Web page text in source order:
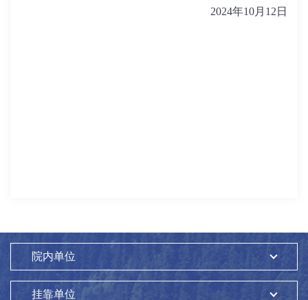
2024年10月 12 日
院内单位
挂靠单位